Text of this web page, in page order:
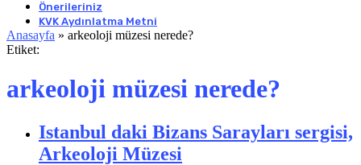
Önerileriniz
KVK Aydınlatma Metni
Anasayfa » arkeoloji müzesi nerede?
Etiket:
arkeoloji müzesi nerede?
Istanbul daki Bizans Sarayları sergisi,
Arkeoloji Müzesi